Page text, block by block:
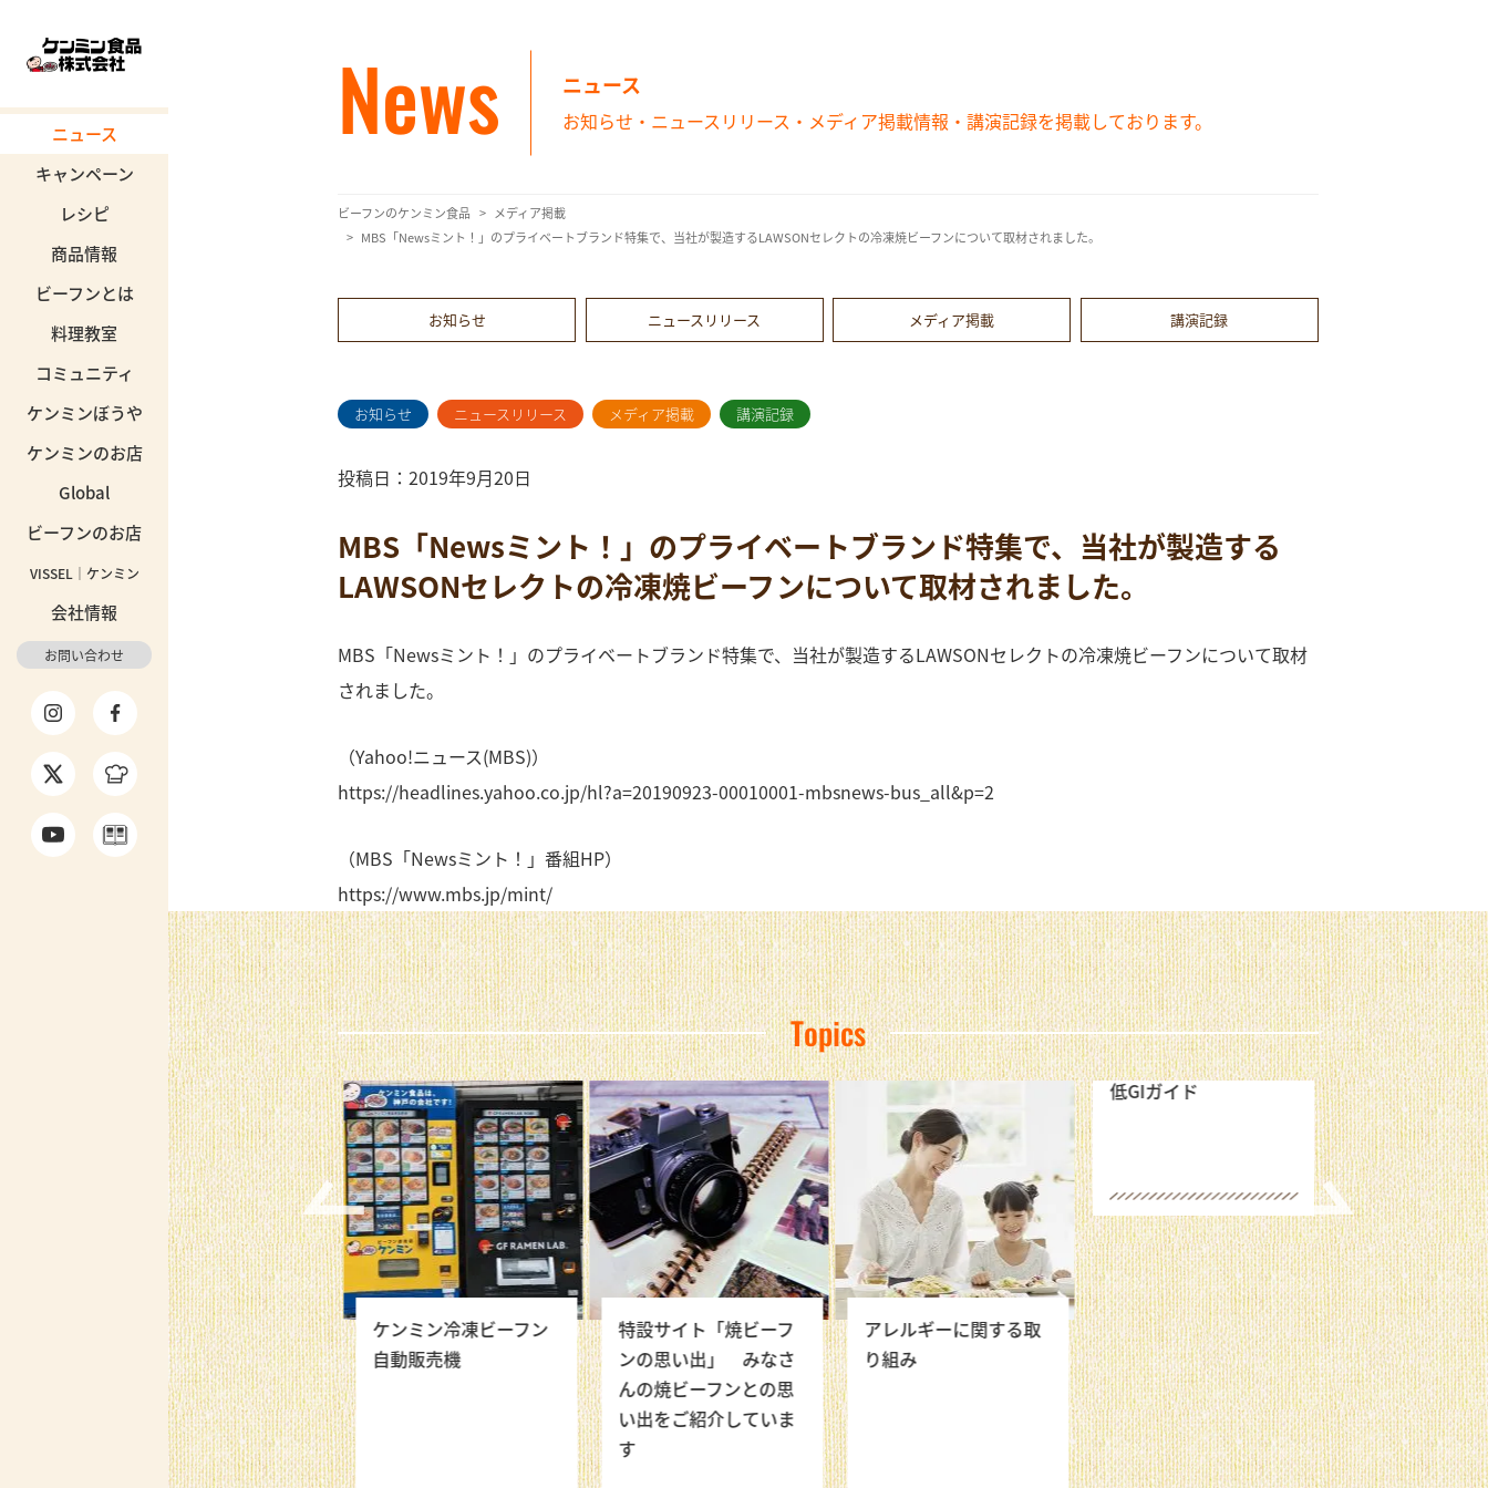
ニュース
キャンペーン
レシピ
商品情報
ビーフンとは
料理教室
コミュニティ
ケンミンぼうや
ケンミンのお店
Global
ビーフンのお店
VISSEL｜ケンミン
会社情報
お問い合わせ
News ニュース
お知らせ・ニュースリリース・メディア掲載情報・講演記録を掲載しております。
ビーフンのケンミン食品
メディア掲載
MBS「Newsミント！」のプライベートブランド特集で、当社が製造するLAWSONセレクトの冷凍焼ビーフンについて取材されました。
お知らせ ニュースリリース メディア掲載 講演記録
お知らせ ニュースリリース メディア掲載 講演記録
投稿日：2019年9月20日
MBS「Newsミント！」のプライベートブランド特集で、当社が製造する
LAWSONセレクトの冷凍焼ビーフンについて取材されました。
MBS「Newsミント！」のプライベートブランド特集で、当社が製造するLAWSONセレクトの冷凍焼ビーフンについて取材
されました。
（Yahoo!ニュース(MBS)）
https://headlines.yahoo.co.jp/hl?a=20190923-00010001-mbsnews-bus_all&p=2
（MBS「Newsミント！」番組HP）
https://www.mbs.jp/mint/
Topics
関西・大阪万博出店決
定！！特設サイト公開
しました！
ケンミン冷凍ビーフン
自動販売機
特設サイト「焼ビーフ
ンの思い出」 みなさ
んの焼ビーフンとの思
い出をご紹介していま
す
アレルギーに関する取
り組み
低GIガイド
一流シェフ×ビ
レシピ リレー企
いて